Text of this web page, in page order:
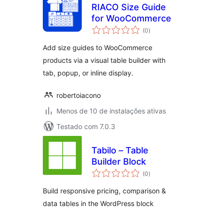
RIACO Size Guide
for WooCommerce
(0total
de
)
Add size guides to WooCommerce
products via a visual table builder with
tab, popup, or inline display.
robertoiacono
Menos de 10 de instalações ativas
Testado com 7.0.3
Tabilo – Table
Builder Block
(0total
de
)
Build responsive pricing, comparison &
data tables in the WordPress block